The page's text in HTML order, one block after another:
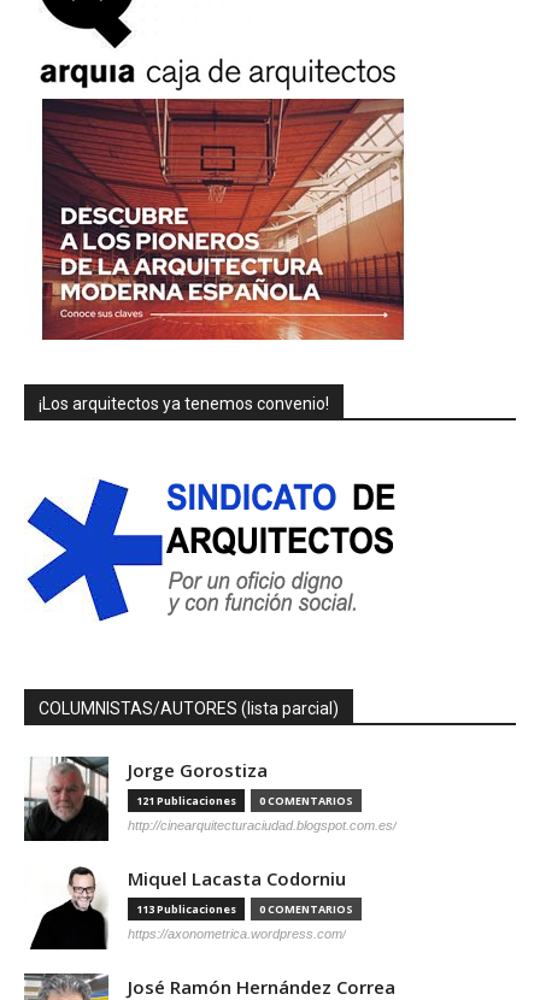
¡Los arquitectos ya tenemos convenio!
COLUMNISTAS/AUTORES (lista parcial)
Jorge Gorostiza
121 Publicaciones 0 COMENTARIOS
http://cinearquitecturaciudad.blogspot.com.es/
Miquel Lacasta Codorniu
113 Publicaciones 0 COMENTARIOS
https://axonometrica.wordpress.com/
José Ramón Hernández Correa